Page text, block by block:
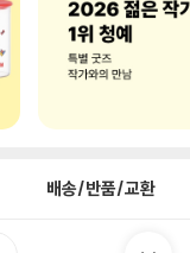
배송/반품/교환